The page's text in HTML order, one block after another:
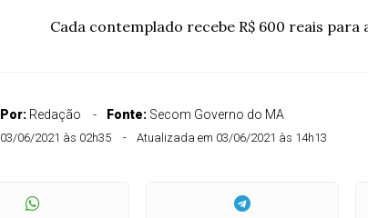
Cada contemplado recebe R$ 600 reais
Por: Redação Fonte: Secom Governo do MA
03/06/2021 às 02h35 Atualizada em 03/06/2021 às 14h13